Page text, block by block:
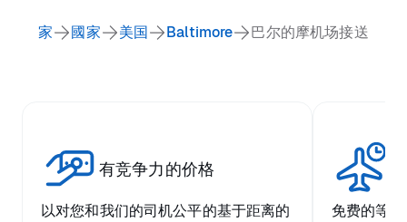
家 國家 美国 Baltimore 巴尔的摩机场接送
有竞争力的价格
以对您和我们的司机公平的基于距离的
免费的等